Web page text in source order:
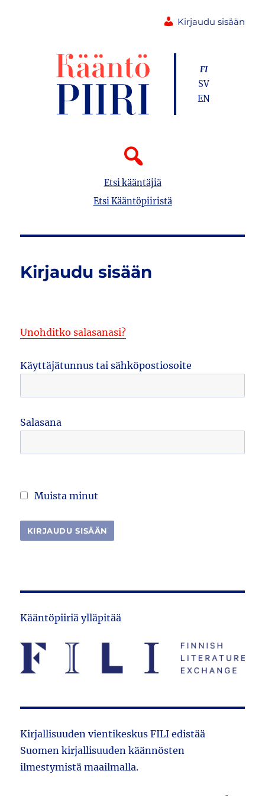
Kirjaudu sisään
Etsi kääntäjiä
Etsi Kääntöpiiristä
FI
SV
EN
Kirjaudu sisään
Unohditko salasanasi?
Käyttäjätunnus tai sähköpostiosoite
Salasana
Muista minut
Kääntöpiiriä ylläpitää
Kirjallisuuden vientikeskus FILI edistää
Suomen kirjallisuuden käännösten
ilmestymistä maailmalla.